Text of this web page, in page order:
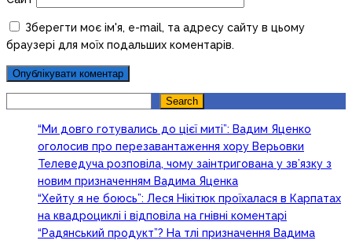
Зберегти моє ім'я, e-mail, та адресу сайту в цьому
браузері для моїх подальших коментарів.
Search
“Ми довго готувались до цієї миті”: Вадим Яценко
оголосив про перезавантаження хору Верьовки
Телеведуча розповіла, чому заінтригована у зв’язку з
новим призначенням Вадима Яценка
“Хейту я не боюсь”: Леся Нікітюк проїхалася в Карпатах
на квадроциклі і відповіла на гнівні коментарі
“Радянський продукт”? На тлі призначення Вадима